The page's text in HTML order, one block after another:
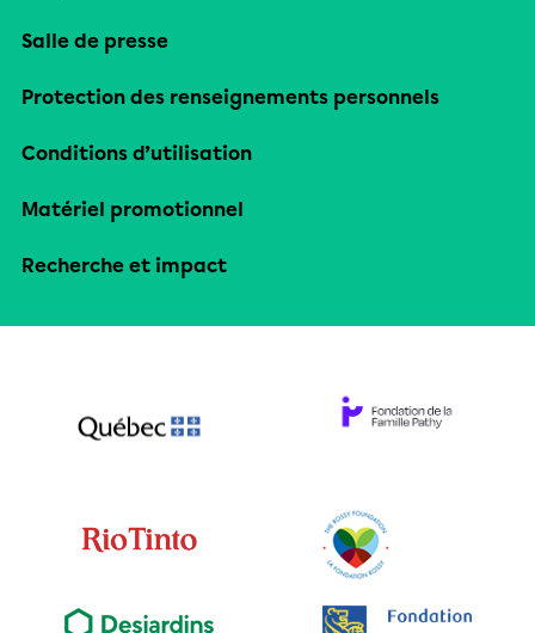
Salle de presse
Protection des renseignements personnels
Conditions d’utilisation
Matériel promotionnel
Recherche et impact